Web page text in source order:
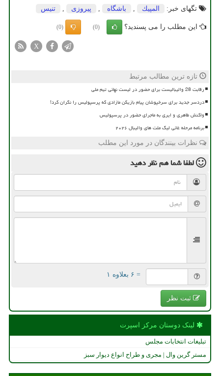
تگهای خبر:
المپیك باشگاه پیروزی تنیس
این مطلب را می پسندید؟ (0)
(0)
X
تازه ترین مطالب مرتبط
رقابت 28 والیبالیست برای حضور در لیست نهائی تیم ملی
دردسر جدید برای سرخپوشان پیام بازیکن مازادی که پرسپولیس را نگران کرد!
واکنش طاهری و ایری به ماجرای حضور در پرسپولیس
برنامه مرحله غائی لیگ ملت های والیبال ۲۰۲۶
نظرات بینندگان در مورد این مطلب
لطفا شما همنظر دهید
= ۶ بعلاوه ۱
ثبت نظر
لینک دوستان مركز اسپرت
تبلیغات انتخابات مجلس
مستر گرین وال | مجری و طراح انواع دیوار سبز